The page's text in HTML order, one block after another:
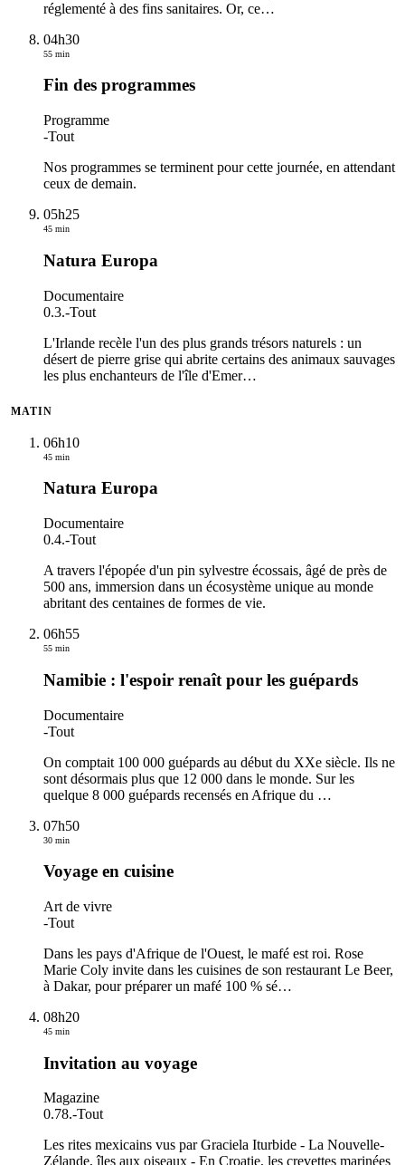
réglementé à des fins sanitaires. Or, ce…
04h30
55 min
Fin des programmes
Programme
-Tout
Nos programmes se terminent pour cette journée, en attendant
ceux de demain.
05h25
45 min
Natura Europa
Documentaire
0.3.-Tout
L'Irlande recèle l'un des plus grands trésors naturels : un
désert de pierre grise qui abrite certains des animaux sauvages
les plus enchanteurs de l'île d'Emer…
MATIN
06h10
45 min
Natura Europa
Documentaire
0.4.-Tout
A travers l'épopée d'un pin sylvestre écossais, âgé de près de
500 ans, immersion dans un écosystème unique au monde
abritant des centaines de formes de vie.
06h55
55 min
Namibie : l'espoir renaît pour les guépards
Documentaire
-Tout
On comptait 100 000 guépards au début du XXe siècle. Ils ne
sont désormais plus que 12 000 dans le monde. Sur les
quelque 8 000 guépards recensés en Afrique du …
07h50
30 min
Voyage en cuisine
Art de vivre
-Tout
Dans les pays d'Afrique de l'Ouest, le mafé est roi. Rose
Marie Coly invite dans les cuisines de son restaurant Le Beer,
à Dakar, pour préparer un mafé 100 % sé…
08h20
45 min
Invitation au voyage
Magazine
0.78.-Tout
Les rites mexicains vus par Graciela Iturbide - La Nouvelle-
Zélande, îles aux oiseaux - En Croatie, les crevettes marinées